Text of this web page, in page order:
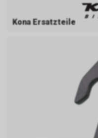
Kona Ersatzteile